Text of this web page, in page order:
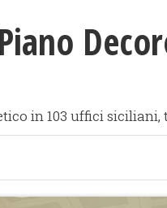
in 103 uffici siciliani,